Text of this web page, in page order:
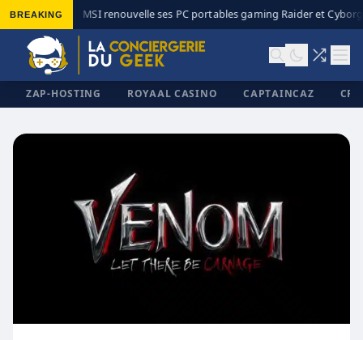
BREAKING MSI renouvelle ses PC portables gaming Raider et
ZAP-HOSTING ROYAAL CASINO CAPTAINCAZ